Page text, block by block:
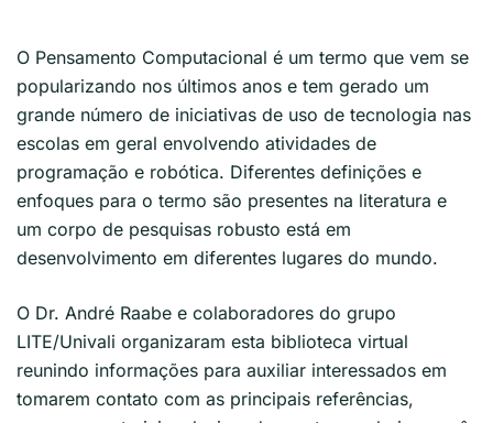
O Pensamento Computacional é um termo que vem se
popularizando nos últimos anos e tem gerado um
grande número de iniciativas de uso de tecnologia nas
escolas em geral envolvendo atividades de
programação e robótica. Diferentes definições e
enfoques para o termo são presentes na literatura e
um corpo de pesquisas robusto está em
desenvolvimento em diferentes lugares do mundo.
O Dr. André Raabe e colaboradores do grupo
LITE/Univali organizaram esta biblioteca virtual
reunindo informações para auxiliar interessados em
tomarem contato com as principais referências,